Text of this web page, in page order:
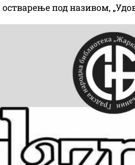
под називом,